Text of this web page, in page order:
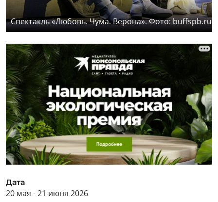
Спектакль «Любовь. Чума. Верона». Фото: buffspb.ru
Дата
20 мая - 21 июня 2026